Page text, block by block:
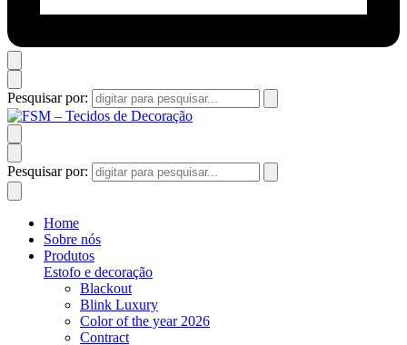
Pesquisar por:
Pesquisar por:
Home
Sobre nós
Produtos
Estofo e decoração
Blackout
Blink Luxury
Color of the year 2026
Contract